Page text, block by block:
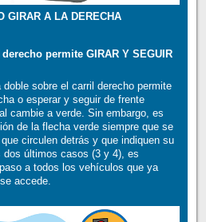
GIRAR A LA DERECHA
permite GIRAR Y SEGUIR
sobre el carril derecho permite
o esperar y seguir de frente
cambie a verde. Sin embargo, es
de la flecha verde siempre que se
circulen detrás y que indiquen su
dos últimos casos (3 y 4), es
a todos los vehículos que ya
accede.